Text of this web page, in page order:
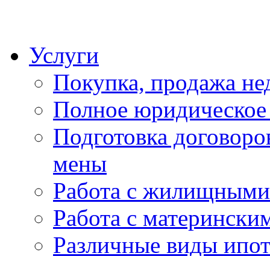
Услуги
Покупка, продажа
Полное
Подготовка
мены
Работа с
Работа с
Различные виды